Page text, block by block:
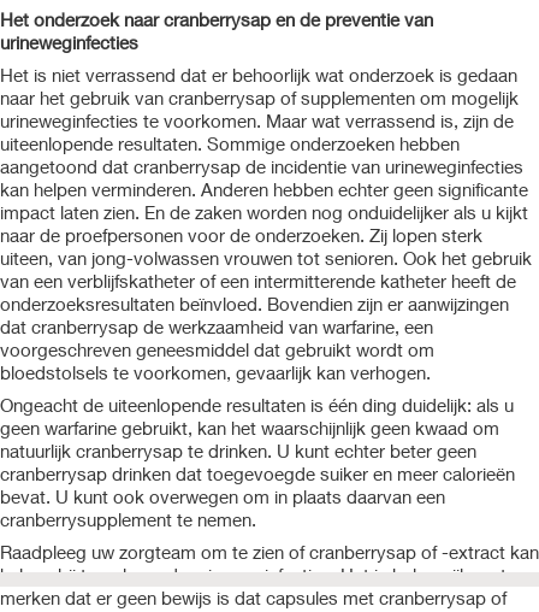
Het onderzoek naar cranberrysap en de preventie van
urineweginfecties
Het is niet verrassend dat er behoorlijk wat onderzoek is gedaan
naar het gebruik van cranberrysap of supplementen om mogelijk
urineweginfecties te voorkomen. Maar wat verrassend is, zijn de
uiteenlopende resultaten. Sommige onderzoeken hebben
aangetoond dat cranberrysap de incidentie van urineweginfecties
kan helpen verminderen. Anderen hebben echter geen significante
impact laten zien. En de zaken worden nog onduidelijker als u kijkt
naar de proefpersonen voor de onderzoeken. Zij lopen sterk
uiteen, van jong-volwassen vrouwen tot senioren. Ook het gebruik
van een verblijfskatheter of een intermitterende katheter heeft de
onderzoeksresultaten beïnvloed. Bovendien zijn er aanwijzingen
dat cranberrysap de werkzaamheid van warfarine, een
voorgeschreven geneesmiddel dat gebruikt wordt om
bloedstolsels te voorkomen, gevaarlijk kan verhogen.
Ongeacht de uiteenlopende resultaten is één ding duidelijk: als u
geen warfarine gebruikt, kan het waarschijnlijk geen kwaad om
natuurlijk cranberrysap te drinken. U kunt echter beter geen
cranberrysap drinken dat toegevoegde suiker en meer calorieën
bevat. U kunt ook overwegen om in plaats daarvan een
cranberrysupplement te nemen.
Raadpleeg uw zorgteam om te zien of cranberrysap of -extract kan
helpen bij terugkerende urineweginfecties. Het is belangrijk op te
merken dat er geen bewijs is dat capsules met cranberrysap of